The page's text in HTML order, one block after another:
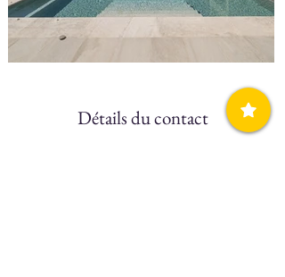
Détails du contact